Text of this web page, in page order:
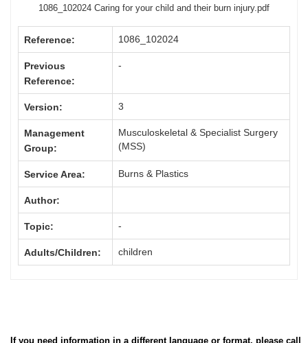
1086_102024 Caring for your child and their burn injury.pdf
Reference: 1086_102024
Previous
Reference:
-
Version: 3
Management
Group:
Musculoskeletal & Specialist Surgery
(MSS)
Service Area: Burns & Plastics
Author:
Topic: -
Adults/Children: children
If you need information in a different language or format, please call